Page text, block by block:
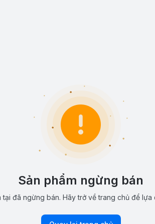
Sản phẩm ngừng bán
tại đã ngừng bán. Hãy trở về trang chủ để lựa